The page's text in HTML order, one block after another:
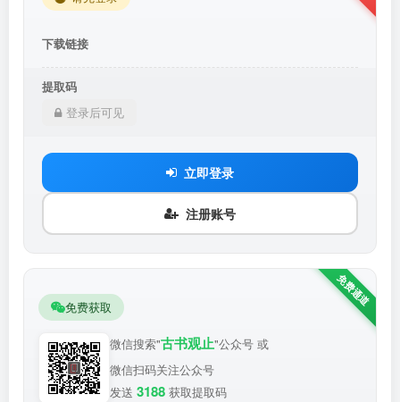
下载链接
提取码
登录后可见
立即登录
注册账号
免费获取
微信搜索"古书观止"公众号 或
微信扫码关注公众号
发送 3188 获取提取码